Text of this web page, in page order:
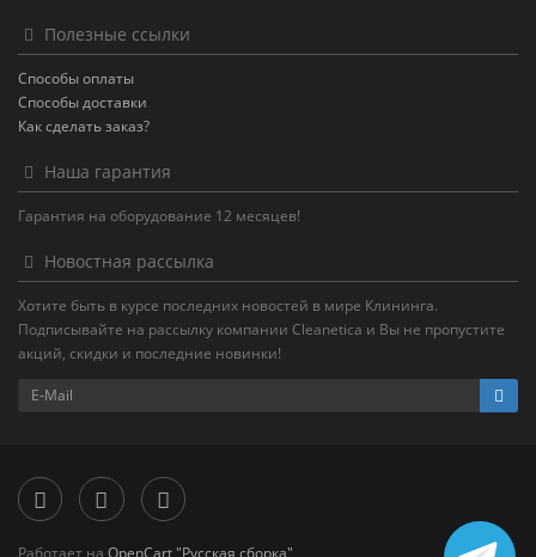
Полезные ссылки
Способы оплаты
Способы доставки
Как сделать заказ?
Наша гарантия
Гарантия на оборудование 12 месяцев!
Новостная рассылка
Хотите быть в курсе последних новостей в мире Клининга.
Подписывайте на рассылку компании Cleanetica и Вы не пропустите
акций, скидки и последние новинки!
Работает на OpenCart "Русская сборка"